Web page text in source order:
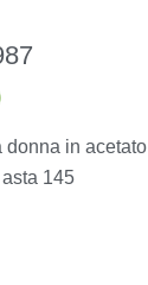
Il
attuale
è:
donna in acetato
145